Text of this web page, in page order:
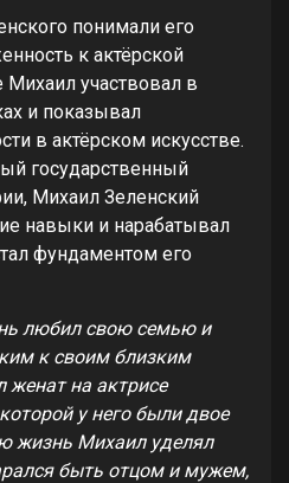
понимали его
к актёрской
Михаил участвовал в
и показывал
в актёрском искусстве.
государственный
Михаил Зеленский
навыки и нарабатывал
фундаментом его
любил свою семью и
к своим близким
женат на актрисе
у него были двое
жизнь Михаил уделял
быть отцом и мужем,